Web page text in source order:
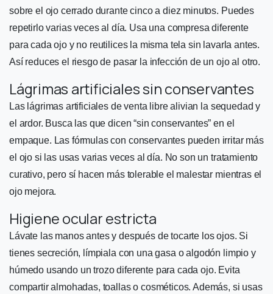
sobre el ojo cerrado durante cinco a diez minutos. Puedes
repetirlo varias veces al día. Usa una compresa diferente
para cada ojo y no reutilices la misma tela sin lavarla antes.
Así reduces el riesgo de pasar la infección de un ojo al otro.
Lágrimas artificiales sin conservantes
Las lágrimas artificiales de venta libre alivian la sequedad y
el ardor. Busca las que dicen “sin conservantes” en el
empaque. Las fórmulas con conservantes pueden irritar más
el ojo si las usas varias veces al día. No son un tratamiento
curativo, pero sí hacen más tolerable el malestar mientras el
ojo mejora.
Higiene ocular estricta
Lávate las manos antes y después de tocarte los ojos. Si
tienes secreción, límpiala con una gasa o algodón limpio y
húmedo usando un trozo diferente para cada ojo. Evita
compartir almohadas, toallas o cosméticos. Además, si usas